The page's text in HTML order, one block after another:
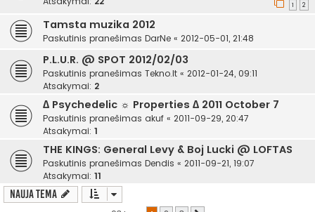
1 2
Tamsta muzika 2012
Paskutinis pranešimas DarNe « 2012-05-01, 21:48
P.L.U.R. @ SPOT 2012/02/03
Paskutinis pranešimas Tekno.lt « 2012-01-24, 09:11
Atsakymai: 2
∆ Psychedelic ☼ Properties ∆ 2011 October 7
Paskutinis pranešimas akuf « 2011-09-29, 20:47
Atsakymai: 1
THE KINGS: General Levy & Boj Lucki @ LOFTAS
Paskutinis pranešimas Dendis « 2011-09-21, 19:07
Atsakymai: 11
Nauja tema